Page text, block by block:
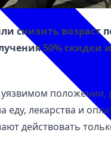
снизить возраст
50% скидки
лекарства и
действовать